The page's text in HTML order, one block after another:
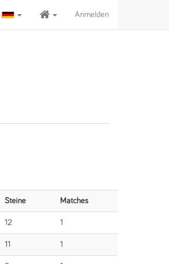
Anmelden
Steine Matches
12 1
11 1